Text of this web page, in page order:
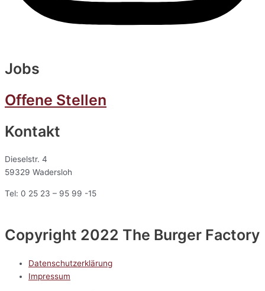
Jobs
Offene Stellen
Kontakt
Dieselstr. 4
59329 Wadersloh
Tel: 0 25 23 – 95 99 -15
Copyright 2022 The Burger Factory
Datenschutzerklärung
Impressum